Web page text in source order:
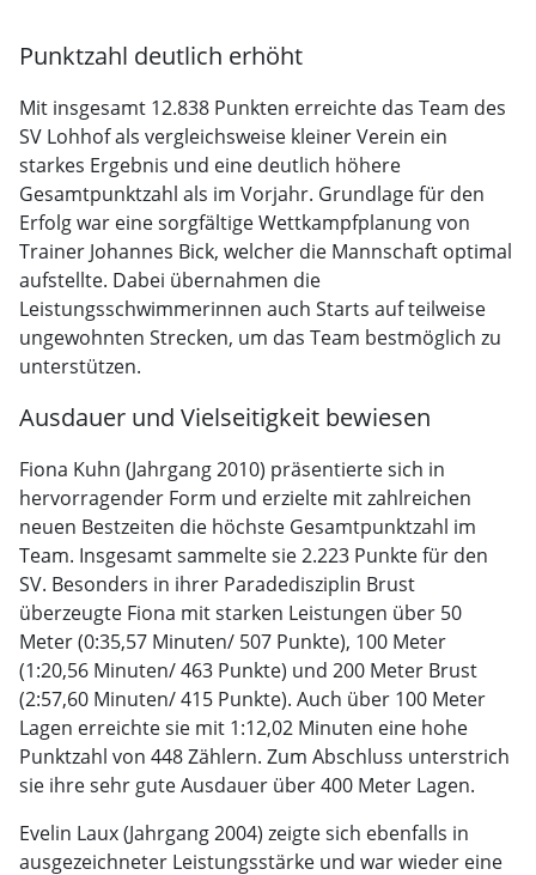
Punktzahl deutlich erhöht
Mit insgesamt 12.838 Punkten erreichte das Team des
SV Lohhof als vergleichsweise kleiner Verein ein
starkes Ergebnis und eine deutlich höhere
Gesamtpunktzahl als im Vorjahr. Grundlage für den
Erfolg war eine sorgfältige Wettkampfplanung von
Trainer Johannes Bick, welcher die Mannschaft optimal
aufstellte. Dabei übernahmen die
Leistungsschwimmerinnen auch Starts auf teilweise
ungewohnten Strecken, um das Team bestmöglich zu
unterstützen.
Ausdauer und Vielseitigkeit bewiesen
Fiona Kuhn (Jahrgang 2010) präsentierte sich in
hervorragender Form und erzielte mit zahlreichen
neuen Bestzeiten die höchste Gesamtpunktzahl im
Team. Insgesamt sammelte sie 2.223 Punkte für den
SV. Besonders in ihrer Paradedisziplin Brust
überzeugte Fiona mit starken Leistungen über 50
Meter (0:35,57 Minuten/ 507 Punkte), 100 Meter
(1:20,56 Minuten/ 463 Punkte) und 200 Meter Brust
(2:57,60 Minuten/ 415 Punkte). Auch über 100 Meter
Lagen erreichte sie mit 1:12,02 Minuten eine hohe
Punktzahl von 448 Zählern. Zum Abschluss unterstrich
sie ihre sehr gute Ausdauer über 400 Meter Lagen.
Evelin Laux (Jahrgang 2004) zeigte sich ebenfalls in
ausgezeichneter Leistungsstärke und war wieder eine